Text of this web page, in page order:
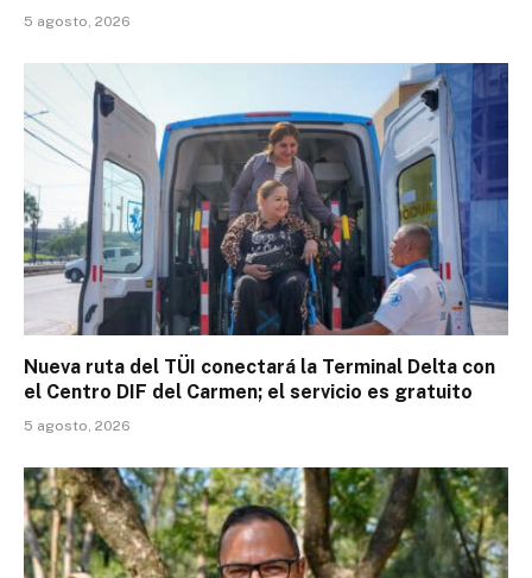
5 agosto, 2026
Nueva ruta del TÜI conectará la Terminal Delta con
el Centro DIF del Carmen; el servicio es gratuito
5 agosto, 2026